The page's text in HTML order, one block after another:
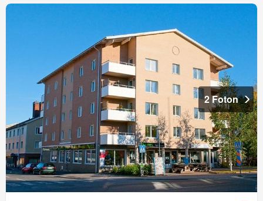
2 Foton